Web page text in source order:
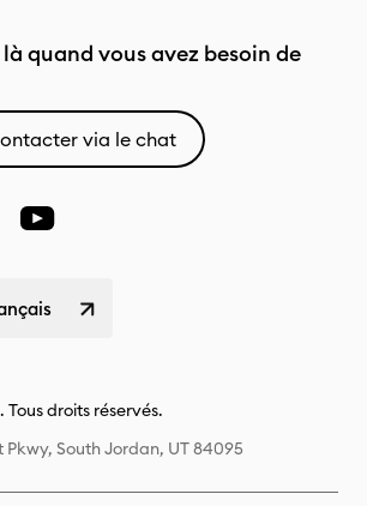
quand vous avez besoin de
via le chat
droits réservés.
Pkwy, South Jordan, UT 84095